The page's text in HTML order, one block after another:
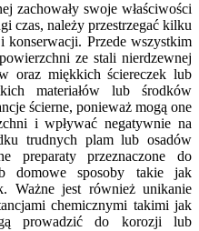
zachowały swoje właściwości
czas, należy przestrzegać kilku
konserwacji. Przede wszystkim
ze stali nierdzewnej
oraz miękkich ściereczek lub
materiałów lub środków
ścierne, ponieważ mogą one
i wpływać negatywnie na
trudnych plam lub osadów
preparaty przeznaczone do
domowe sposoby takie jak
Ważne jest również unikanie
chemicznymi takimi jak
prowadzić do korozji lub